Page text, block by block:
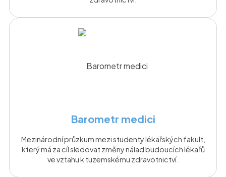
Barometr medici
Mezinárodní průzkum mezi studenty lékařských fakult,
který má za cíl sledovat změny nálad budoucích lékařů
ve vztahu k tuzemskému zdravotnictví.